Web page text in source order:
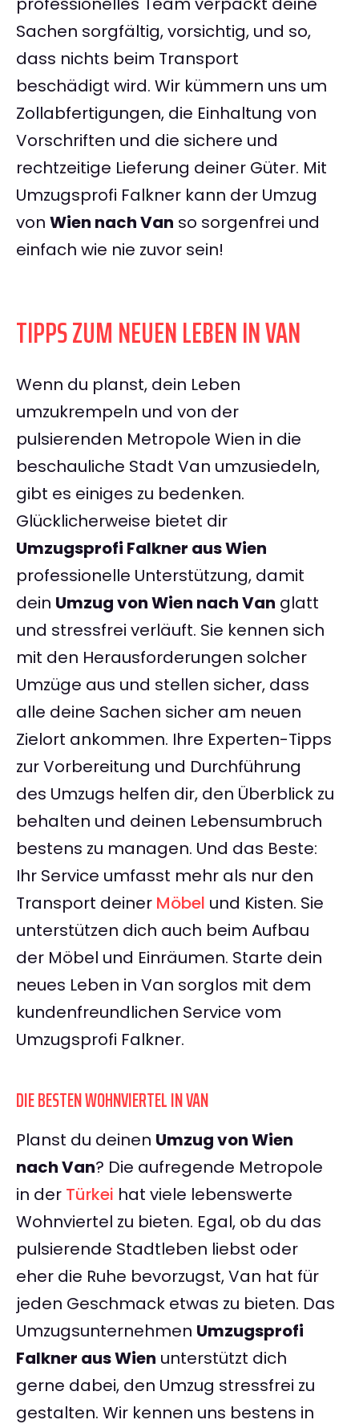
Sachen sorgfältig, vorsichtig, und so,
dass nichts beim Transport
beschädigt wird. Wir kümmern uns um
Zollabfertigungen, die Einhaltung von
Vorschriften und die sichere und
rechtzeitige Lieferung deiner Güter. Mit
Umzugsprofi Falkner kann der Umzug
von Wien nach Van so sorgenfrei und
einfach wie nie zuvor sein!
TIPPS ZUM NEUEN LEBEN IN VAN
Wenn du planst, dein Leben
umzukrempeln und von der
pulsierenden Metropole Wien in die
beschauliche Stadt Van umzusiedeln,
gibt es einiges zu bedenken.
Glücklicherweise bietet dir
Umzugsprofi Falkner aus Wien
professionelle Unterstützung, damit
dein Umzug von Wien nach Van glatt
und stressfrei verläuft. Sie kennen sich
mit den Herausforderungen solcher
Umzüge aus und stellen sicher, dass
alle deine Sachen sicher am neuen
Zielort ankommen. Ihre Experten-Tipps
zur Vorbereitung und Durchführung
des Umzugs helfen dir, den Überblick zu
behalten und deinen Lebensumbruch
bestens zu managen. Und das Beste:
Ihr Service umfasst mehr als nur den
Transport deiner Möbel und Kisten. Sie
unterstützen dich auch beim Aufbau
der Möbel und Einräumen. Starte dein
neues Leben in Van sorglos mit dem
kundenfreundlichen Service vom
Umzugsprofi Falkner.
DIE BESTEN WOHNVIERTEL IN VAN
Planst du deinen Umzug von Wien
nach Van? Die aufregende Metropole
in der Türkei hat viele lebenswerte
Wohnviertel zu bieten. Egal, ob du das
pulsierende Stadtleben liebst oder
eher die Ruhe bevorzugst, Van hat für
jeden Geschmack etwas zu bieten. Das
Umzugsunternehmen Umzugsprofi
Falkner aus Wien unterstützt dich
gerne dabei, den Umzug stressfrei zu
gestalten. Wir kennen uns bestens in